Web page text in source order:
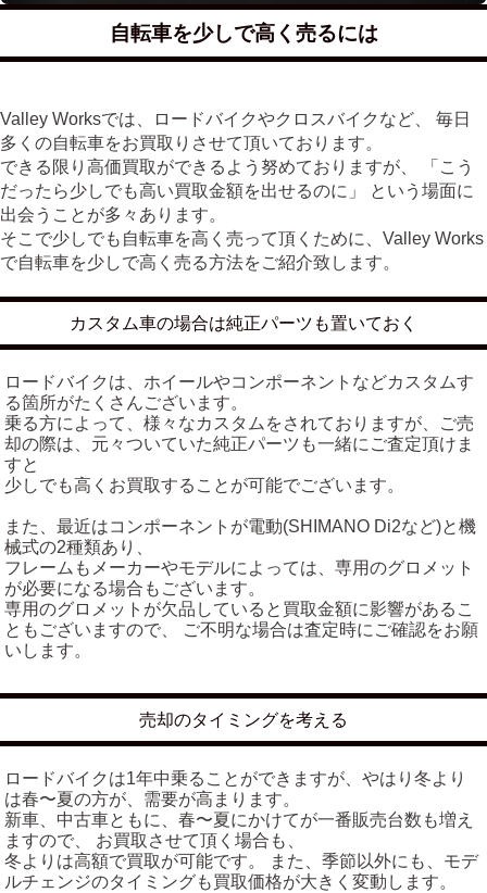
自転車を少しで高く売るには
Valley Worksでは、ロードバイクやクロスバイクなど、 毎日
多くの自転車をお買取りさせて頂いております。
できる限り高価買取ができるよう努めておりますが、 「こう
だったら少しでも高い買取金額を出せるのに」 という場面に
出会うことが多々あります。
そこで少しでも自転車を高く売って頂くために、Valley Works
で自転車を少しで高く売る方法をご紹介致します。
カスタム車の場合は純正パーツも置いておく
ロードバイクは、ホイールやコンポーネントなどカスタムす
る箇所がたくさんございます。
乗る方によって、様々なカスタムをされておりますが、ご売
却の際は、元々ついていた純正パーツも一緒にご査定頂けま
すと
少しでも高くお買取することが可能でございます。
また、最近はコンポーネントが電動(SHIMANO Di2など)と機
械式の2種類あり、
フレームもメーカーやモデルによっては、専用のグロメット
が必要になる場合もございます。
専用のグロメットが欠品していると買取金額に影響があるこ
ともございますので、 ご不明な場合は査定時にご確認をお願
いします。
売却のタイミングを考える
ロードバイクは1年中乗ることができますが、やはり冬より
は春〜夏の方が、需要が高まります。
新車、中古車ともに、春〜夏にかけてが一番販売台数も増え
ますので、 お買取させて頂く場合も、
冬よりは高額で買取が可能です。 また、季節以外にも、モデ
ルチェンジのタイミングも買取価格が大きく変動します。